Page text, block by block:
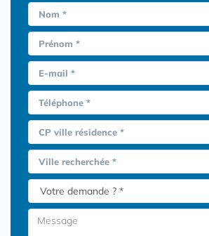
Nom *
Prénom *
E-mail *
Téléphone *
CP ville résidence *
Ville recherchée *